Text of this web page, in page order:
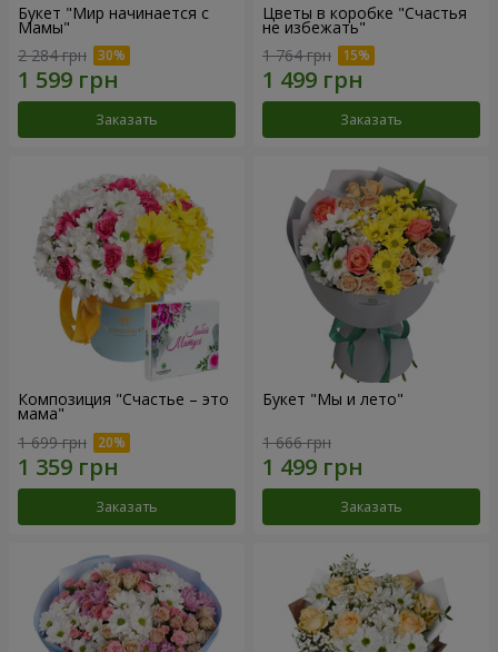
Букет "Мир начинается с
Мамы"
2 284 грн
Заказать
Цветы в коробке "Счастья
не избежать"
1 764 грн
Заказать
Композиция "Счастье – это
мама"
1 699 грн
Заказать
Букет "Мы и лето"
1 666 грн
Заказать